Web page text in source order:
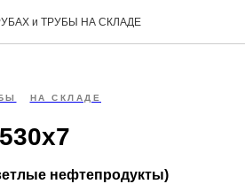
и ТРУБЫ НА СКЛАДЕ
НА СКЛАДЕ
нефтепродукты)